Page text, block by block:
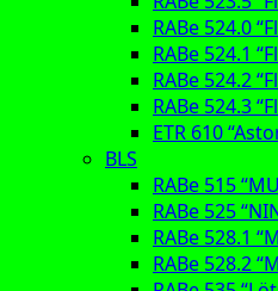
RABe 524.0
RABe 524.1
RABe 524.2
RABe 524.3
ETR 610
BLS
RABe 515
RABe 525
RABe 528.1
RABe 528.2